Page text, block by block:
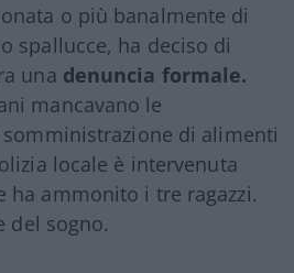
o più banalmente di
spallucce, ha deciso di
una denuncia formale.
mancavano le
di alimenti
locale è intervenuta
ha ammonito i tre ragazzi.
del sogno.